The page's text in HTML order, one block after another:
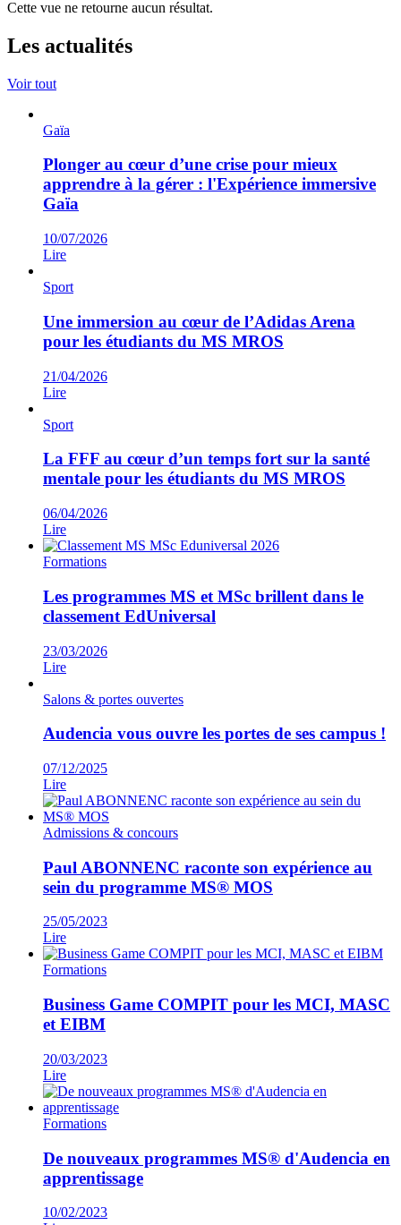
Cette vue ne retourne aucun résultat.
Les actualités
Voir tout
Gaïa
Plonger au cœur d’une crise pour mieux
apprendre à la gérer : l'Expérience immersive
Gaïa
10/07/2026
Lire
Sport
Une immersion au cœur de l’Adidas Arena
pour les étudiants du MS MROS
21/04/2026
Lire
Sport
La FFF au cœur d’un temps fort sur la santé
mentale pour les étudiants du MS MROS
06/04/2026
Lire
Formations
Les programmes MS et MSc brillent dans le
classement EdUniversal
23/03/2026
Lire
Salons & portes ouvertes
Audencia vous ouvre les portes de ses campus !
07/12/2025
Lire
Admissions & concours
Paul ABONNENC raconte son expérience au
sein du programme MS® MOS
25/05/2023
Lire
Formations
Business Game COMPIT pour les MCI, MASC
et EIBM
20/03/2023
Lire
Formations
De nouveaux programmes MS® d'Audencia en
apprentissage
10/02/2023